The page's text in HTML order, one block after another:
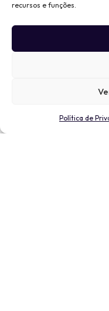
recursos e funções.
Política de